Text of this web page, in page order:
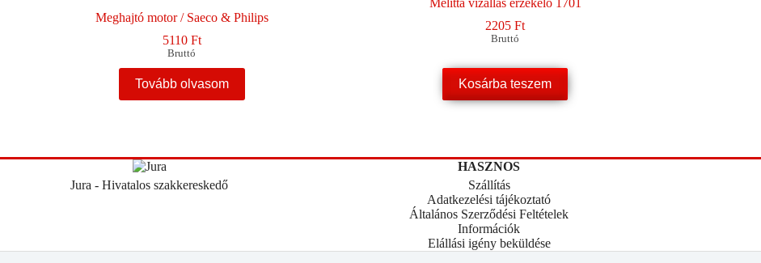
Meghajtó motor / Saeco & Philips
5110 Ft
Bruttó
Tovább olvasom
Melitta vizállás érzékelö 1701
2205Ft
Bruttó
Kosárba teszem
Jura - Hivatalos szakkereskedő
HASZNOS
Szállítás
Adatkezelési tájékoztató
Általános Szerződési Feltételek
Információk
Elállási igény beküldése